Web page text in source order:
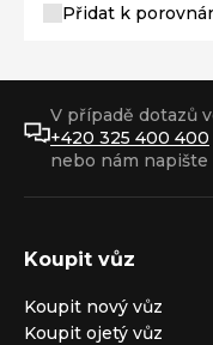
Přidat k
V případě dotazů
+420 325 400 400
nebo nám napište
Koupit vůz
Koupit nový vůz
Koupit ojetý vůz